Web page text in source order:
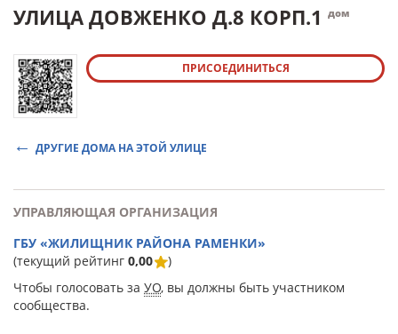
УЛИЦА ДОВЖЕНКО Д.8 КОРП.1 дом
ПРИСОЕДИНИТЬСЯ
ДРУГИЕ ДОМА НА ЭТОЙ УЛИЦЕ
УПРАВЛЯЮЩАЯ ОРГАНИЗАЦИЯ
ГБУ «ЖИЛИЩНИК РАЙОНА РАМЕНКИ»
(текущий рейтинг 0,00
)
Чтобы голосовать за УО, вы должны быть участником
сообщества.